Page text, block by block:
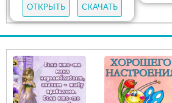
ОТКРЫТЬ СКАЧАТЬ